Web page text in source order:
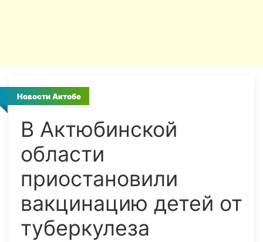
Новости Актобе
В Актюбинской
области
приостановили
вакцинацию детей от
туберкулеза